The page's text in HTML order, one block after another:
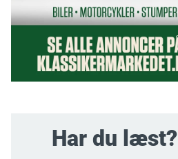
Har du læst?